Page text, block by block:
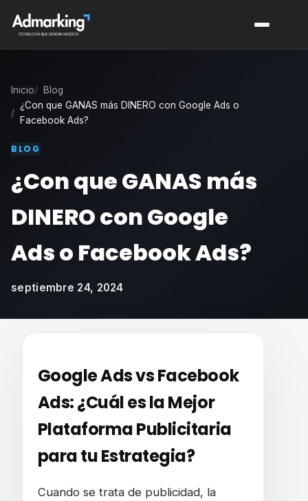
Inicio
Blog
¿Con que GANAS más DINERO con Google Ads o
Facebook Ads?
BLOG
¿Con que GANAS más
DINERO con Google
Ads o Facebook Ads?
septiembre 24, 2024
Google Ads vs Facebook
Ads: ¿Cuál es la Mejor
Plataforma Publicitaria
para tu Estrategia?
Cuando se trata de publicidad, la